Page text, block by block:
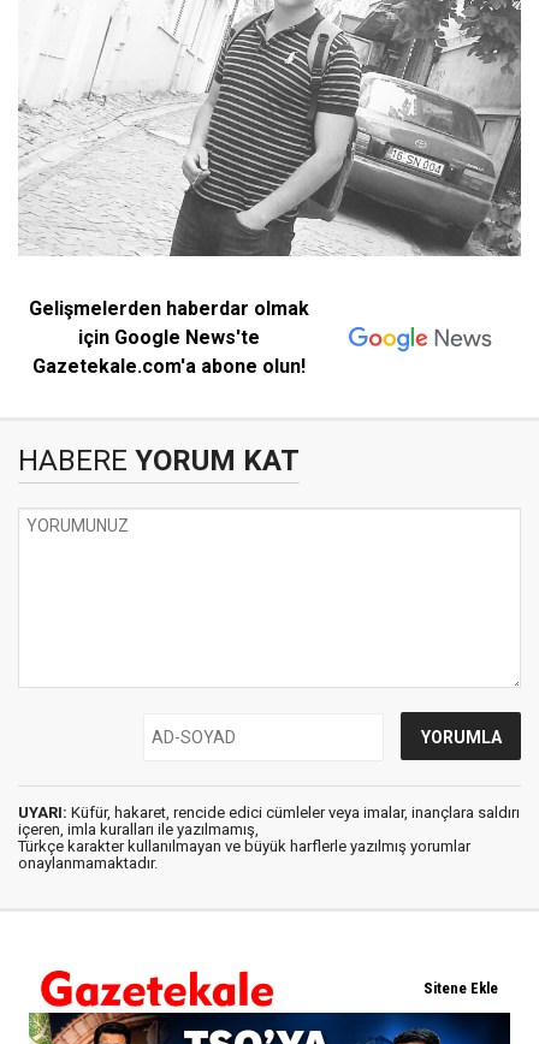
Gelişmelerden haberdar olmak
için Google News'te
Gazetekale.com'a abone olun!
HABERE YORUM KAT
UYARI: Küfür, hakaret, rencide edici cümleler veya imalar, inançlara saldırı
içeren, imla kuralları ile yazılmamış,
Türkçe karakter kullanılmayan ve büyük harflerle yazılmış yorumlar
onaylanmamaktadır.